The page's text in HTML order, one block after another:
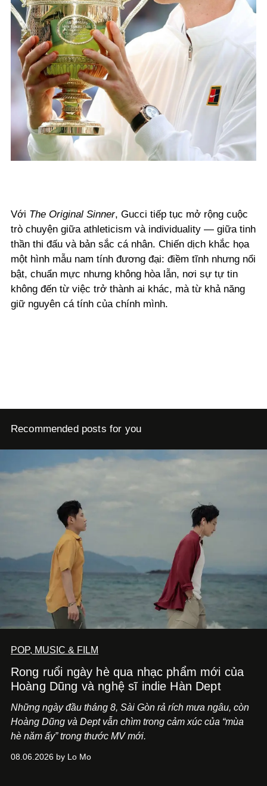
Với The Original Sinner, Gucci tiếp tục mở rộng cuộc
trò chuyện giữa athleticism và individuality — giữa tinh
thần thi đấu và bản sắc cá nhân. Chiến dịch khắc họa
một hình mẫu nam tính đương đại: điềm tĩnh nhưng nổi
bật, chuẩn mực nhưng không hòa lẫn, nơi sự tự tin
không đến từ việc trở thành ai khác, mà từ khả năng
giữ nguyên cá tính của chính mình.
Recommended posts for you
POP, MUSIC & FILM
Rong ruổi ngày hè qua nhạc phẩm mới của
Hoàng Dũng và nghệ sĩ indie Hàn Dept
Những ngày đầu tháng 8, Sài Gòn rả rích mưa ngâu, còn
Hoàng Dũng và Dept vẫn chìm trong cảm xúc của “mùa
hè năm ấy” trong thước MV mới.
08.06.2026 by Lo Mo